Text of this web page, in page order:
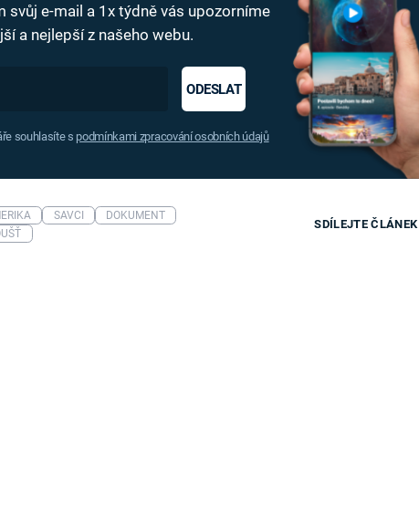
svůj e-mail a 1x týdně vás upozorníme
a nejlepší z našeho webu.
ODESLAT
souhlasíte s podmínkami zpracování osobních údajů
SDÍLEJTE ČLÁNEK
SAVCI
DOKUMENT